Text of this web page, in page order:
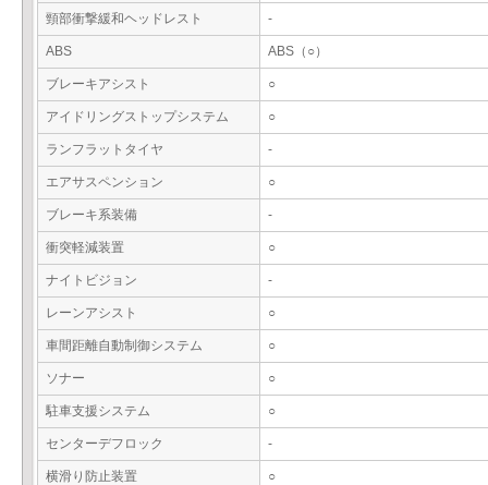
頸部衝撃緩和ヘッドレスト -
ABS ABS（○）
ブレーキアシスト ○
アイドリングストップシステム ○
ランフラットタイヤ -
エアサスペンション ○
ブレーキ系装備 -
衝突軽減装置 ○
ナイトビジョン -
レーンアシスト ○
車間距離自動制御システム ○
ソナー ○
駐車支援システム ○
センターデフロック -
横滑り防止装置 ○